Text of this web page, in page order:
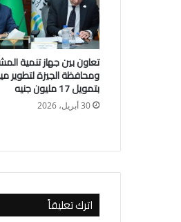
تعاون بين جهاز تنمية
ومحافظة الجيزة لتطوير
بتمويل 17 مليون جنيه
30 أبريل، 2026
اترك تعليقاً